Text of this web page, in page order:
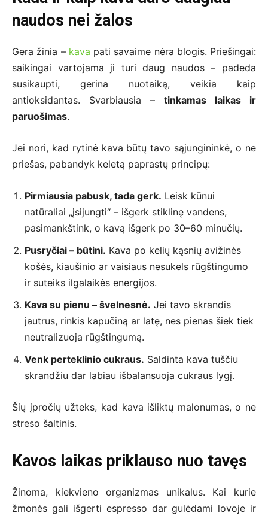
naudos nei žalos
Gera žinia – kava pati savaime nėra blogis. Priešingai:
saikingai vartojama ji turi daug naudos – padeda
susikaupti, gerina nuotaiką, veikia kaip
antioksidantas. Svarbiausia – tinkamas laikas ir
paruošimas.
Jei nori, kad rytinė kava būtų tavo sąjungininkė, o ne
priešas, pabandyk keletą paprastų principų:
Pirmiausia pabusk, tada gerk. Leisk kūnui
natūraliai „įsijungti“ – išgerk stiklinę vandens,
pasimankštink, o kavą išgerk po 30–60 minučių.
Pusryčiai – būtini. Kava po kelių kąsnių avižinės
košės, kiaušinio ar vaisiaus nesukels rūgštingumo
ir suteiks ilgalaikės energijos.
Kava su pienu – švelnesnė. Jei tavo skrandis
jautrus, rinkis kapučiną ar latę, nes pienas šiek tiek
neutralizuoja rūgštingumą.
Venk perteklinio cukraus. Saldinta kava tuščiu
skrandžiu dar labiau išbalansuoja cukraus lygį.
Šių įpročių užteks, kad kava išliktų malonumas, o ne
streso šaltinis.
Kavos laikas priklauso nuo tavęs
Žinoma, kiekvieno organizmas unikalus. Kai kurie
žmonės gali išgerti espresso dar gulėdami lovoje ir